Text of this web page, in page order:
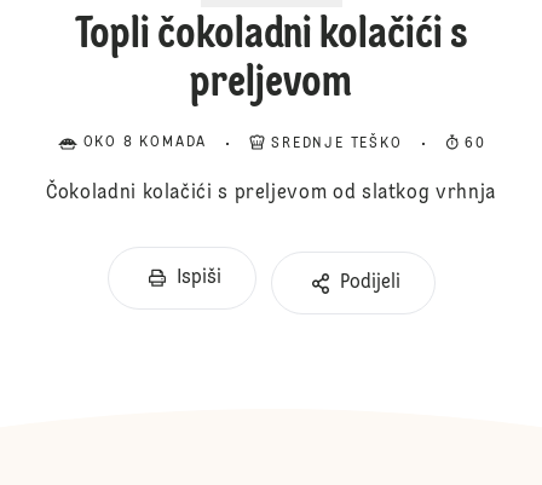
Topli čokoladni kolačići s
preljevom
OKO 8 KOMADA SREDNJE TEŠKO 60
Čokoladni kolačići s preljevom od slatkog vrhnja
Ispiši Podijeli